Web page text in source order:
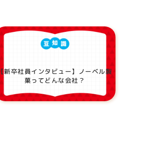
【新卒社員インタビュー】ノーベル製
菓ってどんな会社？